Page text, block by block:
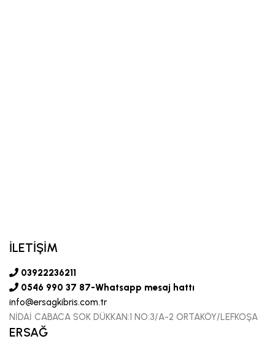
İLETİŞİM
03922236211
0546 990 37 87-Whatsapp mesaj hattı
info@ersagkibris.com.tr
NİDAİ CABACA SOK DÜKKAN:1 NO:3/A-2 ORTAKÖY/LEFKOŞA
ERSAĞ